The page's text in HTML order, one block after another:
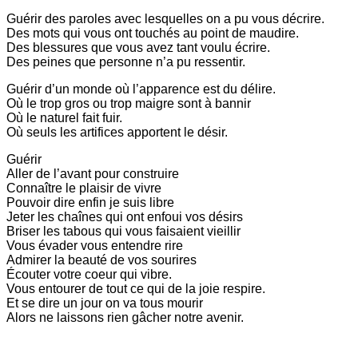
Guérir des paroles avec lesquelles on a pu vous décrire.
Des mots qui vous ont touchés au point de maudire.
Des blessures que vous avez tant voulu écrire.
Des peines que personne n’a pu ressentir.
Guérir d’un monde où l’apparence est du délire.
Où le trop gros ou trop maigre sont à bannir
Où le naturel fait fuir.
Où seuls les artifices apportent le désir.
Guérir
Aller de l’avant pour construire
Connaître le plaisir de vivre
Pouvoir dire enfin je suis libre
Jeter les chaînes qui ont enfoui vos désirs
Briser les tabous qui vous faisaient vieillir
Vous évader vous entendre rire
Admirer la beauté de vos sourires
Écouter votre coeur qui vibre.
Vous entourer de tout ce qui de la joie respire.
Et se dire un jour on va tous mourir
Alors ne laissons rien gâcher notre avenir.